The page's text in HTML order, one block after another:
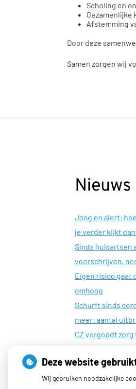
Scholing en
Afstemming
Door deze
Samen zorgen wij
Nieuws
Jong en alert:
je verder kijkt
Sinds huisartsen
voorschrijven,
Eigen risico gaat
omhoog
Schurft sinds
meer: aantal
CZ vergoedt
Deze website
Wij gebruiken noodzakelijke